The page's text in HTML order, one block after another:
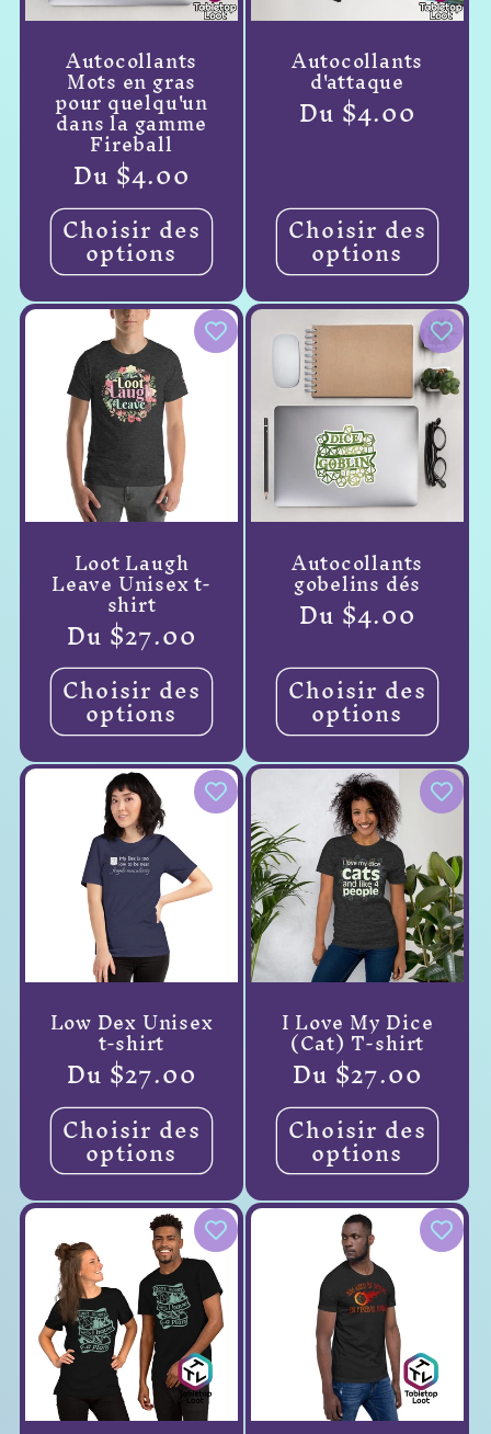
Autocollants
Mots en gras
pour quelqu'un
dans la gamme
Fireball
Prix
habituel
Du $4.00
Choisir des
options
Autocollants
d'attaque
Prix
habituel
Du $4.00
Choisir des
options
Loot Laugh
Leave Unisex t-
shirt
Prix
habituel
Du $27.00
Choisir des
options
Autocollants
gobelins dés
Prix
habituel
Du $4.00
Choisir des
options
Low Dex Unisex
t-shirt
Prix
habituel
Du $27.00
Choisir des
options
I Love My Dice
(Cat) T-shirt
Prix
habituel
Du $27.00
Choisir des
options